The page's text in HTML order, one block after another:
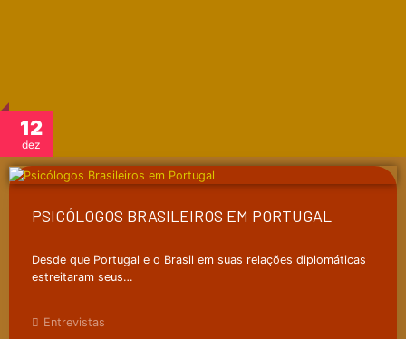
12
dez
PSICÓLOGOS BRASILEIROS EM PORTUGAL
Desde que Portugal e o Brasil em suas relações diplomáticas
estreitaram seus…
Entrevistas